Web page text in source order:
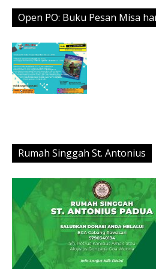
Open PO: Buku Pesan Misa
Rumah Singgah St. Antonius